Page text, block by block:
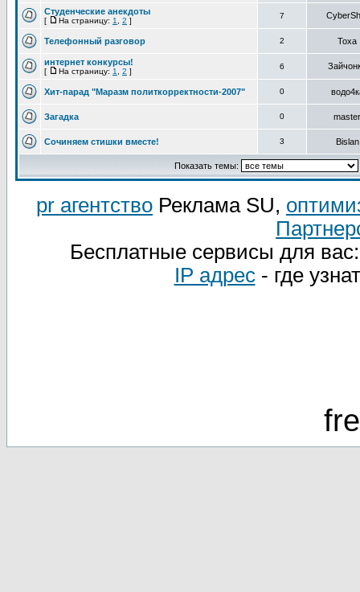
Студенческие анекдоты
[ На страницу: 1 2 ]
7
Телефонный разговор 2 Toxa
интернет конкурсы!
[ На страницу: 1 2 ]
6
Хит-парад "Маразм политкорректности-2007" 0
Загадка 0 master
Сочиняем стишки вместе! 3 Bislan
Показать темы:
pr агентство Реклама SU,
Бесплатные сервисы для
IP адрес- где